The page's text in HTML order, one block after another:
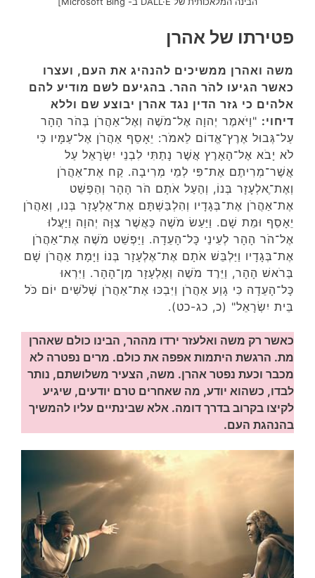
פטירתו של אהרן
משה ואהרן ממשיכים להנהיג את העם, ועצרו
כאשר הגיעו להֹר ההר. בהגיעם לשם מודיע להם
אלהים כי גזר הדין נגד אהרן יבוצע שם וללא
דיחוי: "וַיֹּאמֶר יְהוָה אֶל־מֹשֶׁה וְאֶל־אַהֲרֹן בְּהֹר הָהָר
עַל־גְּבוּל אֶרֶץ־אֱדוֹם לֵאמֹר: יֵאָסֵף אַהֲרֹן אֶל־עַמָּיו כִּי
לֹא יָבֹא אֶל־הָאָרֶץ אֲשֶׁר נָתַתִּי לִבְנֵי יִשְׂרָאֵל עַל
אֲשֶׁר־מְרִיתֶם אֶת־פִּי לְמֵי מְרִיבָה. קַח אֶת־אַהֲרֹן
וְאֶת־ֶאלְעָזָר בְּנוֹ, וְהַעַל אֹתָם הֹר הָהָר וְהַפְשֵׁט
אֶת־אַהֲרֹן אֶת־בְּגָדָיו וְהִלְבַּשְׁתָּם אֶת־אֶלְעָזָר בְּנו, וְאַהֲרֹן
יֵאָסֵף וּמֵת שָׁם. וַיַּעַשׂ מֹשֶׁה כַּאֲשֶׁר צִוָּה יְהוָה וַיַּעֲלוּ
אֶל־הֹר הָהָר לְעֵינֵי כָּל־הָעֵדָה. וַיַּפְשֵׁט מֹשֶׁה אֶת־אַהֲרֹן
אֶת־בְּגָדָיו וַיַּלְבֵּשׁ אֹתָם אֶת־אֶלְעָזָר בְּנוֹ וַיָּמָת אַהֲרֹן שָׁם
בְּרֹאשׁ הָהָר, וַיֵּרֶד מֹשֶׁה וְאֶלְעָזָר מִן־הָהָר. וַיִּרְאוּ
כָּל־הָעֵדָה כִּי גָוַע אַהֲרֹן וַיִּבְכּוּ אֶת־אַהֲרֹן שְׁלֹשִׁים יוֹם כֹּל
בֵּית יִשְׂרָאֵל" (כ, כג-כט).
כאשר רק משה ואלעזר ירדו מההר, הבינו כולם שאהרן
מת. הרגשת היתמות אפפה את כולם. מרים נפטרה לא
מכבר וכעת נפטר אהרן. משה, הצעיר משלושתם, נותר
לבדו, כשהוא יודע, מה שאחרים טרם יודעים, שיגיע
לקיצו בקרוב בדרך דומה. אלא שבינתיים עליו להמשיך
בהנהגת העם.